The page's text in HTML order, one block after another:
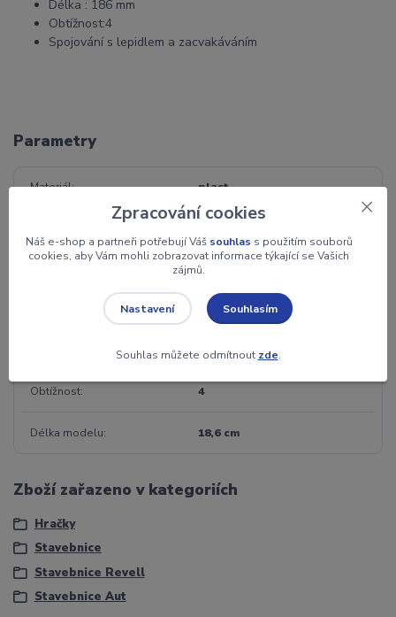
Délka : 186 mm
Obtížnost:4
Spojování s lepidlem a zacvakáváním
Parametry
Materiál plast
ks
12+
91
Obtížnost 4
Délka modelu 18,6 cm
Zboží zařazeno v kategoriích
Hračky
Stavebnice
Stavebnice Revell
Stavebnice Aut
Zpracování cookies
Náš e-shop a partneři potřebují Váš souhlas s použitím souborů
cookies, aby Vám mohli zobrazovat informace týkající se Vašich
zájmů.
Nastavení Souhlasím
Souhlas můžete odmítnout zde.